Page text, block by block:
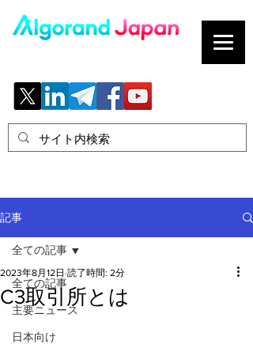
記事
全ての記事
主要ニュース
日本向け
全ての記事
C3取引所とは
2023年8月12日 読了時間: 2分